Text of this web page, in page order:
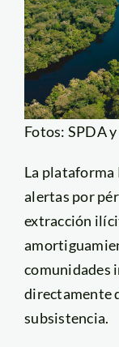
Fotos: SPDA
La
alertas por
extracción
comunidades
directamente
subsistencia.